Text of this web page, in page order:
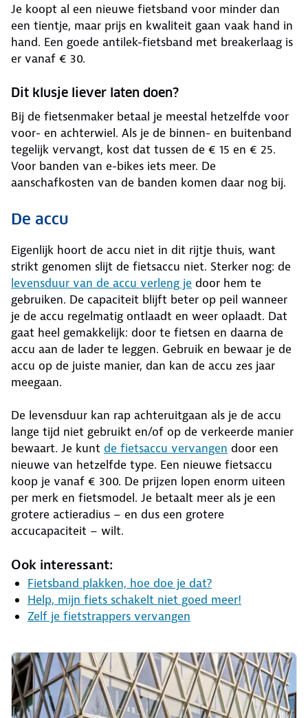
Je koopt al een nieuwe fietsband voor minder dan
een tientje, maar prijs en kwaliteit gaan vaak hand in
hand. Een goede antilek-fietsband met breakerlaag is
er vanaf € 30.
Dit klusje liever laten doen?
Bij de fietsenmaker betaal je meestal hetzelfde voor
voor- en achterwiel. Als je de binnen- en buitenband
tegelijk vervangt, kost dat tussen de € 15 en € 25.
Voor banden van e-bikes iets meer. De
aanschafkosten van de banden komen daar nog bij.
De accu
Eigenlijk hoort de accu niet in dit rijtje thuis, want
strikt genomen slijt de fietsaccu niet. Sterker nog: de
levensduur van de accu verleng je door hem te
gebruiken. De capaciteit blijft beter op peil wanneer
je de accu regelmatig ontlaadt en weer oplaadt. Dat
gaat heel gemakkelijk: door te fietsen en daarna de
accu aan de lader te leggen. Gebruik en bewaar je de
accu op de juiste manier, dan kan de accu zes jaar
meegaan.
De levensduur kan rap achteruitgaan als je de accu
lange tijd niet gebruikt en/of op de verkeerde manier
bewaart. Je kunt de fietsaccu vervangen door een
nieuwe van hetzelfde type. Een nieuwe fietsaccu
koop je vanaf € 300. De prijzen lopen enorm uiteen
per merk en fietsmodel. Je betaalt meer als je een
grotere actieradius – en dus een grotere
accucapaciteit – wilt.
Ook interessant:
Fietsband plakken, hoe doe je dat?
Help, mijn fiets schakelt niet goed meer!
Zelf je fietstrappers vervangen